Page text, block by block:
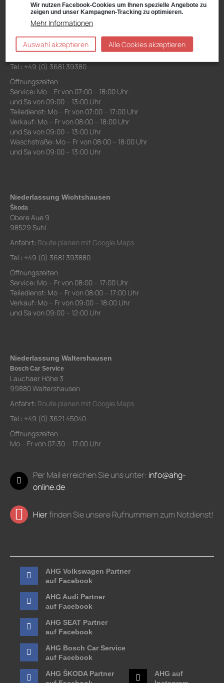
Niederlassung Suhl
VW, Audi, VW Nutzfahrzeuge, Škoda Service
Schwarzwasserweg 3-11
98527 Suhl
Anfahrt:Route planen mit Google Maps
Tel.: +49 (0) 3681 39380
Öffnungszeiten
Service: Mo – Fr von 07:00 – 18:00 Uhr
und Sa von 09:00 – 13:00 Uhr
Teiledienst: Mo – Fr von 07:00 – 17:00 Uhr
Verkauf: Mo – Fr von 08:00 – 18:00 Uhr
und Sa von 09:00 – 13:00 Uhr
Waschstraße: Mo – Fr von 08:00 – 18:00 Uhr
und Sa von 09:00 – 13:00 Uhr
Niederlassung Wichtshausen
Škoda
Obere Aue 9
98529 Suhl
Anfahrt: Route planen mit Google Maps
Tel.: +49 (0) 3681 393880
Öffnungszeiten
Service: Mo – Fr von 08:00 – 17:00 Uhr
Teiledienst: Mo – Fr von 08:00 – 17:00 Uhr
Verkauf: Mo – Fr von 09:00 – 18:00 Uhr
und Sa von 09:00 – 12:00 Uhr
Niederlassung Waltershausen
Bosch Car Service
Lauchaer Höhe 3
99880 Waltershausen
Anfahrt: Route planen mit Google Maps
Tel.: +49 (0) 3621 45040
Öffnungszeiten
Mo – Fr von 07:30 – 17:00 Uhr
Per Mail erreichen Sie uns unter: info@ahg-
online.de
Hierfinden Sie unsere Rufnummern zum Notdienst!
AHG Volkswagen Partner
auf Facebook
AHG Audi Partner
auf Facebook
AHG SEAT Partner
auf Facebook
AHG Bosch Car Service
auf Facebook
AHG ŠKODA Partner
AHG auf
Wir nutzen Facebook-Cookies um Ihnen spezielle Angebote zu
zeigen und unser Kampagnen-Tracking zu optimieren.
Mehr Informationen
Auswahl akzeptieren Alle Cookies akzeptieren